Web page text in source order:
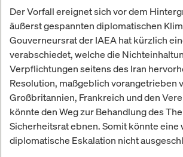
Der Vorfall ereignet sich vor dem
äußerst gespannten diplomatischen
Gouverneursrat der IAEA hat kürzlich
verabschiedet, welche die
Verpflichtungen seitens des Iran
Resolution, maßgeblich vorangetrieben
Großbritannien, Frankreich und den
könnte den Weg zur Behandlung des
Sicherheitsrat ebnen. Somit könnte eine
diplomatische Eskalation nicht